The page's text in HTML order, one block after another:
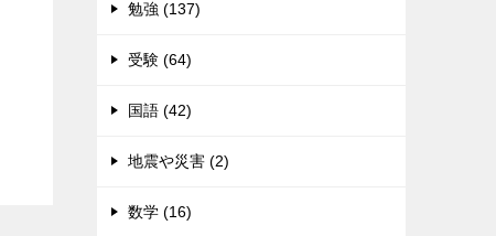
勉強 (137)
受験 (64)
国語 (42)
地震や災害 (2)
数学 (16)